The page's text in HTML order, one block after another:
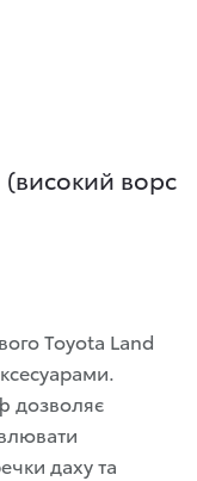
(високий ворс
Toyota Land
дозволяє
даху та